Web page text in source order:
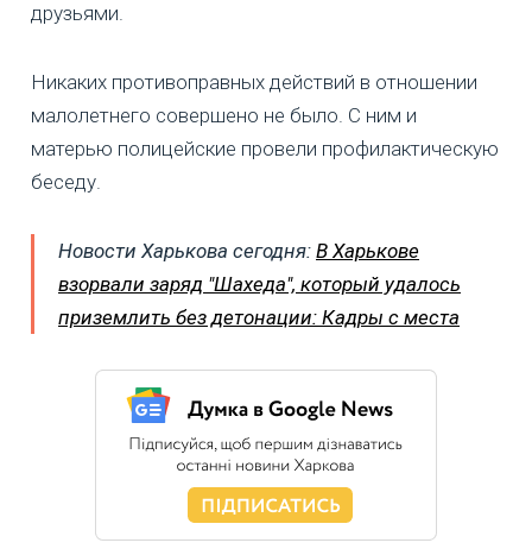
друзьями.
Никаких противоправных действий в отношении
малолетнего совершено не было. С ним и
матерью полицейские провели профилактическую
беседу.
Новости Харькова сегодня: В Харькове
взорвали заряд "Шахеда", который удалось
приземлить без детонации: Кадры с места